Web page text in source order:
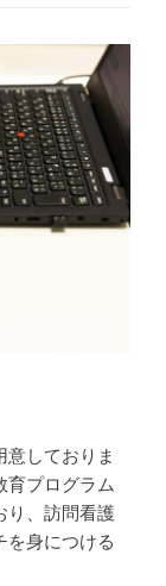
意しておりま
育プログラム
り、訪問看護
を身につける